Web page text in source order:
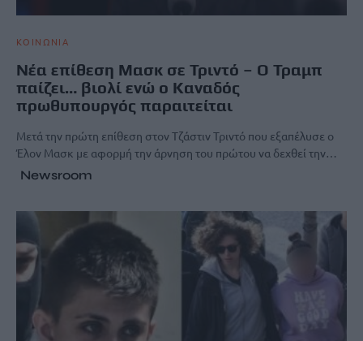
ΚΟΙΝΩΝΙΑ
Νέα επίθεση Μασκ σε Τριντό – Ο Τραμπ
παίζει… βιολί ενώ ο Καναδός
πρωθυπουργός παραιτείται
Μετά την πρώτη επίθεση στον Τζάστιν Τριντό που εξαπέλυσε ο
Έλον Μασκ με αφορμή την άρνηση του πρώτου να δεχθεί την…
Newsroom